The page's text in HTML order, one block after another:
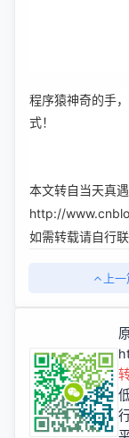
程序猿神奇的手
式！
本文转自当天真
http://
如需转载请自行
上